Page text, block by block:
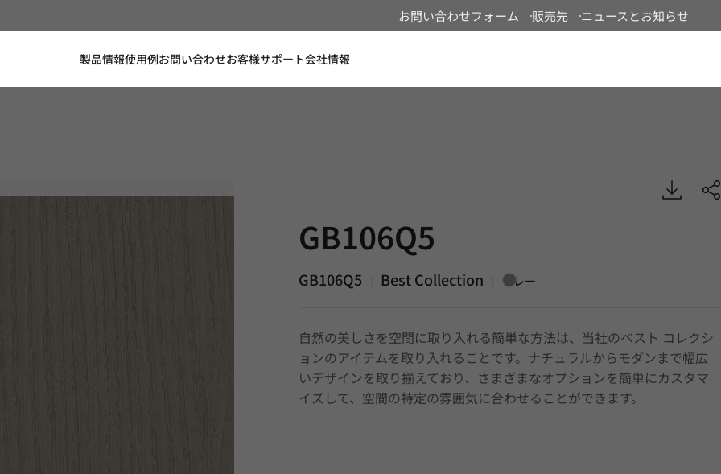
お問い合わせフォーム 販売先 ニュースとお知らせ
製品情報使用例お問い合わせお客様サポート会社情報
GB106Q5
GB106Q5 Best Collection グレー
自然の美しさを空間に取り入れる簡単な方法は、当社のベスト コレクシ
ョンのアイテムを取り入れることです。ナチュラルからモダンまで幅広
いデザインを取り揃えており、さまざまなオプションを簡単にカスタマ
イズして、空間の特定の雰囲気に合わせることができます。